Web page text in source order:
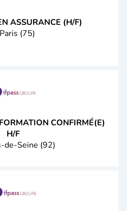
ASSURANCE (H/F)
Paris (75)
CONFIRMÉ(E)
H/F
de-Seine (92)